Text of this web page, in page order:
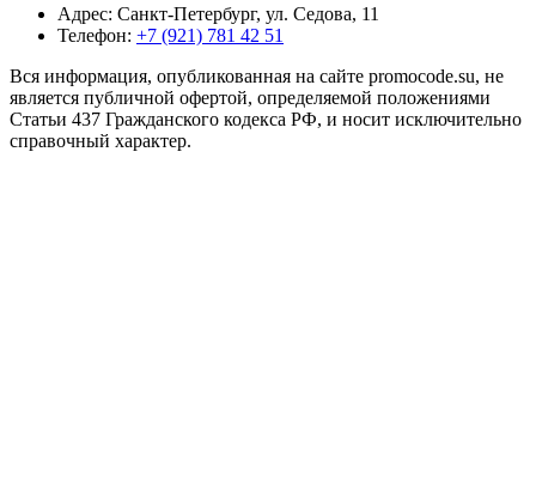
Адрес: Санкт-Петербург, ул. Седова, 11
Телефон: +7 (921) 781 42 51
Вся информация, опубликованная на сайте promocode.su, не
является публичной офертой, определяемой положениями
Статьи 437 Гражданского кодекса РФ, и носит исключительно
справочный характер.